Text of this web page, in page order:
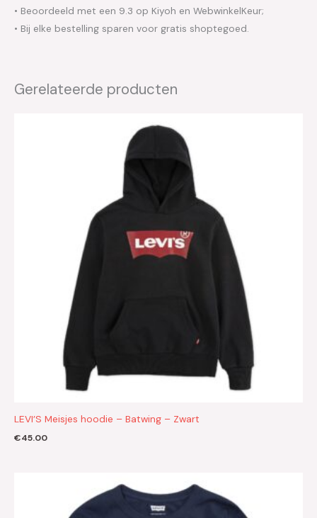
• Beoordeeld met een 9.3 op Kiyoh en WebwinkelKeur;
• Bij elke bestelling sparen voor gratis shoptegoed.
Gerelateerde producten
LEVI’S Meisjes hoodie – Batwing – Zwart
€45.00